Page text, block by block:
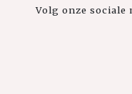
Volg onze sociale